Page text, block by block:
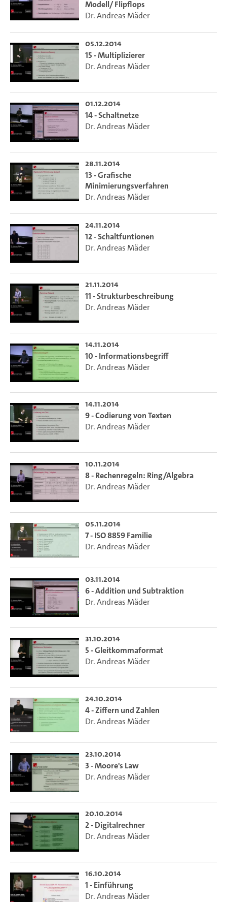
Modell/ Flipflops
Dr. Andreas Mäder
05.12.2014
15 - Multiplizierer
Dr. Andreas Mäder
01.12.2014
14 - Schaltnetze
Dr. Andreas Mäder
28.11.2014
13 - Grafische
Minimierungsverfahren
Dr. Andreas Mäder
24.11.2014
12 - Schaltfuntionen
Dr. Andreas Mäder
21.11.2014
11 - Strukturbeschreibung
Dr. Andreas Mäder
14.11.2014
10 - Informationsbegriff
Dr. Andreas Mäder
14.11.2014
9 - Codierung von Texten
Dr. Andreas Mäder
10.11.2014
8 - Rechenregeln: Ring/Algebra
Dr. Andreas Mäder
05.11.2014
7 - ISO 8859 Familie
Dr. Andreas Mäder
03.11.2014
6 - Addition und Subtraktion
Dr. Andreas Mäder
31.10.2014
5 - Gleitkommaformat
Dr. Andreas Mäder
24.10.2014
4 - Ziffern und Zahlen
Dr. Andreas Mäder
23.10.2014
3 - Moore's Law
Dr. Andreas Mäder
20.10.2014
2 - Digitalrechner
Dr. Andreas Mäder
16.10.2014
1 - Einführung
Dr. Andreas Mäder